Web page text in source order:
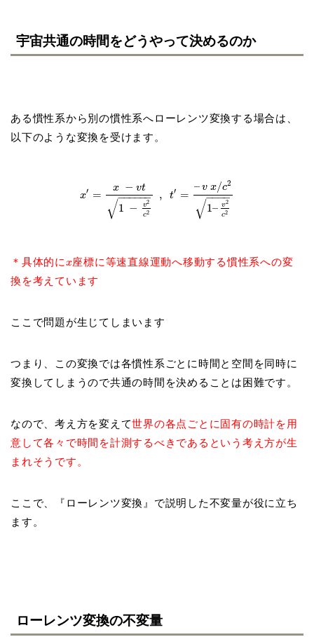
宇宙共通の時間をどうやって決めるのか
ある慣性系から別の慣性系へローレンツ変換する場合は、
以下のような変換を受けます。
x′ =
x − vt
1 − v2
c2
− −
−−−−
√
, t′ =
–v x/c2
1– v2
c2
− −
−−
√
＊具体的にx座標に等速直線運動へ移動する慣性系への変
換を考えています
ここで問題が生じてしまいます
つまり、この変換では各慣性系ごとに時間と空間を同時に
変換してしまうので共通の時間を決めることは困難です。
なので、考え方を変えて世界の各点ごとに固有の時計を用
意して各々で時間を計測するべきであるという考え方が生
まれそうです。
ここで、『ローレンツ変換』で説明した不変量が役に立ち
ます。
ローレンツ変換の不変量